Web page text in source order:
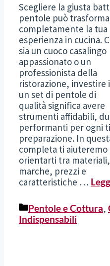
Scegliere la giusta
pentole può
completamente la tua
esperienza in cucina.
sia un cuoco casalingo
appassionato o un
professionista della
ristorazione, investire
un set di pentole di
qualità significa avere
strumenti affidabili,
performanti per ogni
preparazione. In
completa ti aiuteremo
orientarti tra materiali,
marche, prezzi e
caratteristiche …
Categorie
Pentole e Cottura,
Indispensabili